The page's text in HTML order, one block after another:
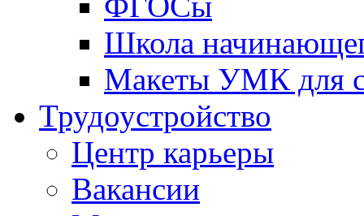
Школа
Макеты УМК для
Трудоустройство
Центр карьеры
Вакансии